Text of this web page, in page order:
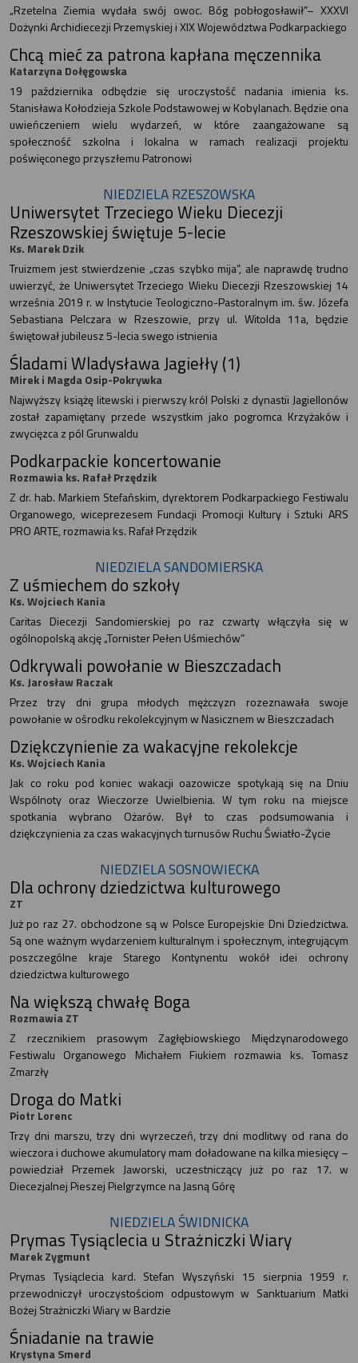
„Rzetelna Ziemia wydała swój owoc. Bóg pobłogosławił”– XXXVI
Dożynki Archidiecezji Przemyskiej i XIX Województwa Podkarpackiego
Chcą mieć za patrona kapłana męczennika
Katarzyna Dołęgowska
19 października odbędzie się uroczystość nadania imienia ks.
Stanisława Kołodzieja Szkole Podstawowej w Kobylanach. Będzie ona
uwieńczeniem wielu wydarzeń, w które zaangażowane są
społeczność szkolna i lokalna w ramach realizacji projektu
poświęconego przyszłemu Patronowi
NIEDZIELA RZESZOWSKA
Uniwersytet Trzeciego Wieku Diecezji
Rzeszowskiej świętuje 5-lecie
Ks. Marek Dzik
Truizmem jest stwierdzenie „czas szybko mija”, ale naprawdę trudno
uwierzyć, że Uniwersytet Trzeciego Wieku Diecezji Rzeszowskiej 14
września 2019 r. w Instytucie Teologiczno-Pastoralnym im. św. Józefa
Sebastiana Pelczara w Rzeszowie, przy ul. Witolda 11a, będzie
świętował jubileusz 5-lecia swego istnienia
Śladami Wladysława Jagiełły (1)
Mirek i Magda Osip-Pokrywka
Najwyższy książę litewski i pierwszy król Polski z dynastii Jagiellonów
został zapamiętany przede wszystkim jako pogromca Krzyżaków i
zwycięzca z pól Grunwaldu
Podkarpackie koncertowanie
Rozmawia ks. Rafał Przędzik
Z dr. hab. Markiem Stefańskim, dyrektorem Podkarpackiego Festiwalu
Organowego, wiceprezesem Fundacji Promocji Kultury i Sztuki ARS
PRO ARTE, rozmawia ks. Rafał Przędzik
NIEDZIELA SANDOMIERSKA
Z uśmiechem do szkoły
Ks. Wojciech Kania
Caritas Diecezji Sandomierskiej po raz czwarty włączyła się w
ogólnopolską akcję „Tornister Pełen Uśmiechów”
Odkrywali powołanie w Bieszczadach
Ks. Jarosław Raczak
Przez trzy dni grupa młodych mężczyzn rozeznawała swoje
powołanie w ośrodku rekolekcyjnym w Nasicznem w Bieszczadach
Dziękczynienie za wakacyjne rekolekcje
Ks. Wojciech Kania
Jak co roku pod koniec wakacji oazowicze spotykają się na Dniu
Wspólnoty oraz Wieczorze Uwielbienia. W tym roku na miejsce
spotkania wybrano Ożarów. Był to czas podsumowania i
dziękczynienia za czas wakacyjnych turnusów Ruchu Światło-Życie
NIEDZIELA SOSNOWIECKA
Dla ochrony dziedzictwa kulturowego
ZT
Już po raz 27. obchodzone są w Polsce Europejskie Dni Dziedzictwa.
Są one ważnym wydarzeniem kulturalnym i społecznym, integrującym
poszczególne kraje Starego Kontynentu wokół idei ochrony
dziedzictwa kulturowego
Na większą chwałę Boga
Rozmawia ZT
Z rzecznikiem prasowym Zagłębiowskiego Międzynarodowego
Festiwalu Organowego Michałem Fiukiem rozmawia ks. Tomasz
Zmarzły
Droga do Matki
Piotr Lorenc
Trzy dni marszu, trzy dni wyrzeczeń, trzy dni modlitwy od rana do
wieczora i duchowe akumulatory mam doładowane na kilka miesięcy –
powiedział Przemek Jaworski, uczestniczący już po raz 17. w
Diecezjalnej Pieszej Pielgrzymce na Jasną Górę
NIEDZIELA ŚWIDNICKA
Prymas Tysiąclecia u Strażniczki Wiary
Marek Zygmunt
Prymas Tysiąclecia kard. Stefan Wyszyński 15 sierpnia 1959 r.
przewodniczył uroczystościom odpustowym w Sanktuarium Matki
Bożej Strażniczki Wiary w Bardzie
Śniadanie na trawie
Krystyna Smerd